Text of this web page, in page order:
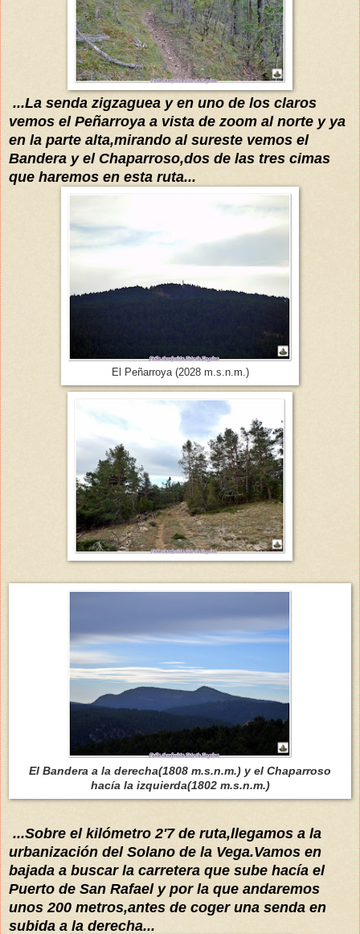
...La senda zigzaguea y en uno de los claros
vemos el Peñarroya a vista de zoom al norte y ya
en la parte alta,mirando al sureste vemos el
Bandera y el Chaparroso,dos de las tres cimas
que haremos en esta ruta...
El Peñarroya (2028 m.s.n.m.)
El Bandera a la derecha(1808 m.s.n.m.) y el Chaparroso
hacía la izquierda(1802 m.s.n.m.)
...Sobre el kilómetro 2'7 de ruta,llegamos a la
urbanización del Solano de la Vega.Vamos en
bajada a buscar la carretera que sube hacía el
Puerto de San Rafael y por la que andaremos
unos 200 metros,antes de coger una senda en
subida a la derecha...